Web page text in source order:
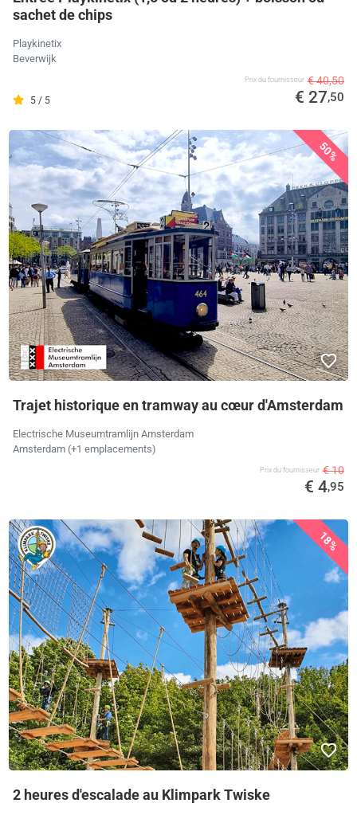
sachet de chips
Playkinetix
Beverwijk
5 / 5
Prix ​​du fournisseur € 40,50
€ 27,50
50%
Trajet historique en tramway au cœur d'Amsterdam
Electrische Museumtramlijn Amsterdam
Amsterdam (+1 emplacements)
Prix ​​du fournisseur € 10
€ 4,95
18%
2 heures d'escalade au Klimpark Twiske